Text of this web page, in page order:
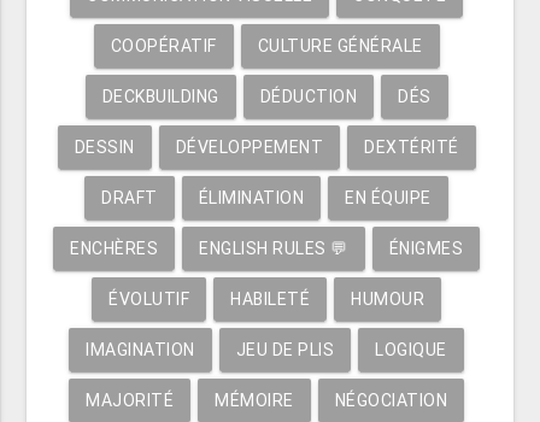
COOPÉRATIF CULTURE GÉNÉRALE
DECKBUILDING DÉDUCTION DÉS
DESSIN DÉVELOPPEMENT DEXTÉRITÉ
DRAFT ÉLIMINATION EN ÉQUIPE
ENCHÈRES ENGLISH RULES 💬 ÉNIGMES
ÉVOLUTIF HABILETÉ HUMOUR
IMAGINATION JEU DE PLIS LOGIQUE
MAJORITÉ MÉMOIRE NÉGOCIATION